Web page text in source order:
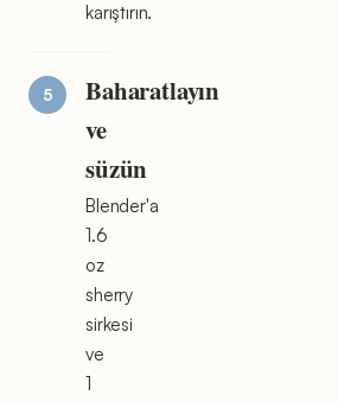
karıştırın.
Baharatlayın
ve
süzün
Blender'a
1.6
oz
sherry
sirkesi
ve
1